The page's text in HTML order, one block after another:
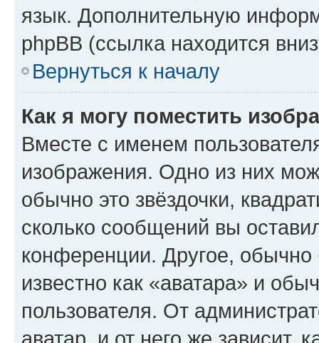
язык. Дополнительную
phpBB (ссылка находится
Вернуться к началу
Как я могу поместить
Вместе с именем
изображения. Одно из них
обычно это звёздочки,
сколько сообщений вы
конференции. Другое,
известно как «аватара» и
пользователя. От
аватар, и от него же зависит,